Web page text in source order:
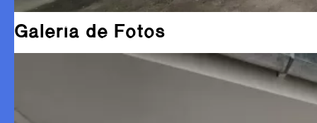
Galería de Fotos